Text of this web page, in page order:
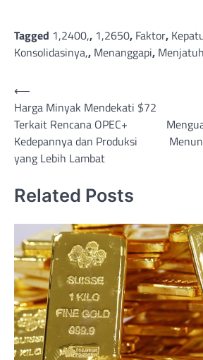
Tagged 1,2400,, 1,2650, Faktor,
Konsolidasinya,, Menanggapi,
Post
navigation
⟵
Harga Minyak Mendekati $72
Terkait Rencana OPEC+
Kedepannya dan Produksi
yang Lebih Lambat
Related Posts